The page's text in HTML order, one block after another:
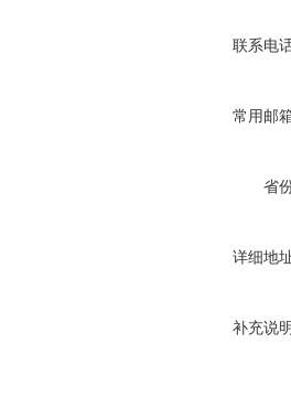
联系电
常用邮
省
详细地
补充说